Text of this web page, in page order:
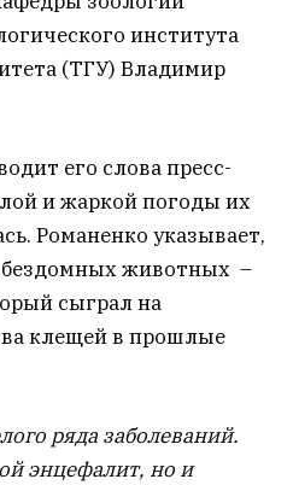
института
(ТГУ) Владимир
его слова пресс-
и жаркой погоды их
Романенко указывает,
бездомных животных –
сыграл на
клещей в прошлые
ряда заболеваний.
энцефалит, но и